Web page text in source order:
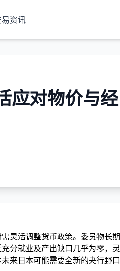
易资讯
应对物价与经
灵活调整货币政策。委员物长期
分就业及产出缺口几乎为零，灵
来日本可能需要全新的央行野口